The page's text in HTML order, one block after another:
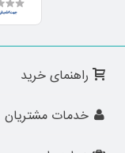
راهنمای خرید
خدمات مشتریان